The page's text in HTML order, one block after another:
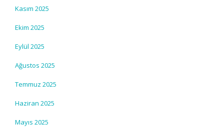
Kasım 2025
Ekim 2025
Eylül 2025
Ağustos 2025
Temmuz 2025
Haziran 2025
Mayıs 2025